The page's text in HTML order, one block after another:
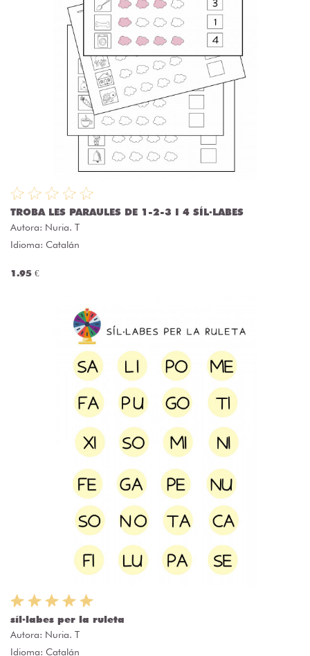
TROBA LES PARAULES DE 1-2-3 I 4 SÍL·LABES
Autora: Nuria. T
Idioma: Catalán
1.95 €
síl·labes per la ruleta
Autora: Nuria. T
Idioma: Catalán